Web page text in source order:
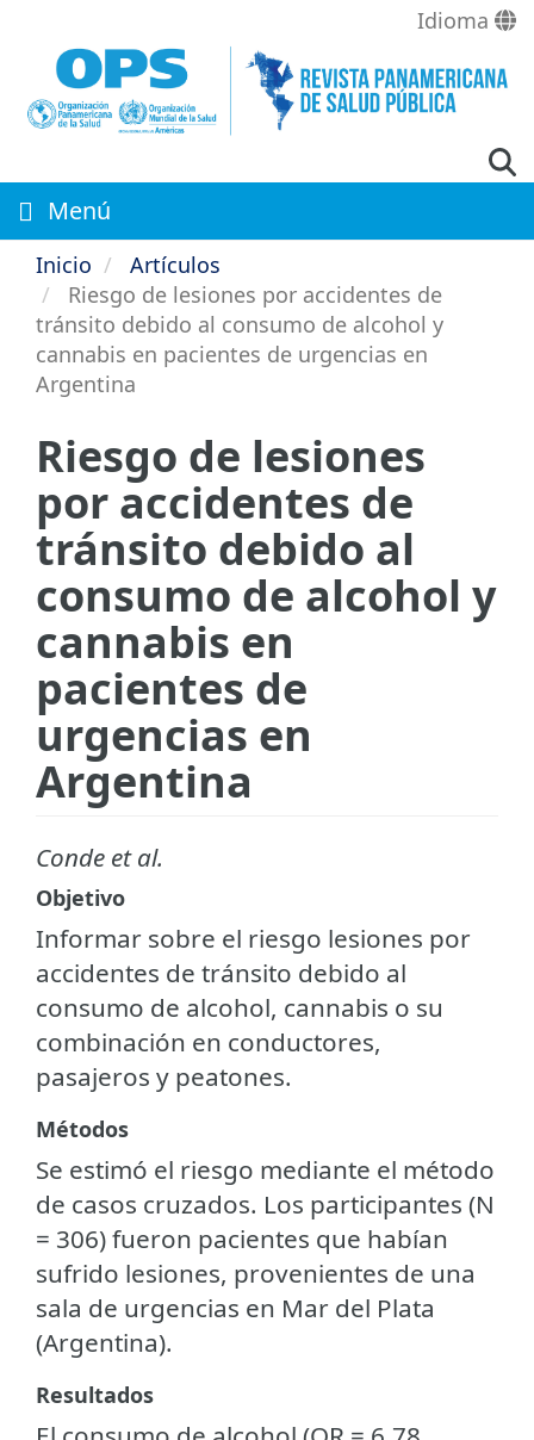
contenido
principal
Idioma
Menú
Inicio
Artículos
Riesgo de lesiones por accidentes de
tránsito debido al consumo de alcohol y
cannabis en pacientes de urgencias en
Argentina
Riesgo de lesiones
por accidentes de
tránsito debido al
consumo de alcohol y
cannabis en
pacientes de
urgencias en
Argentina
Conde et al.
Objetivo
Informar sobre el riesgo lesiones por
accidentes de tránsito debido al
consumo de alcohol, cannabis o su
combinación en conductores,
pasajeros y peatones.
Métodos
Se estimó el riesgo mediante el método
de casos cruzados. Los participantes (N
= 306) fueron pacientes que habían
sufrido lesiones, provenientes de una
sala de urgencias en Mar del Plata
(Argentina).
Resultados